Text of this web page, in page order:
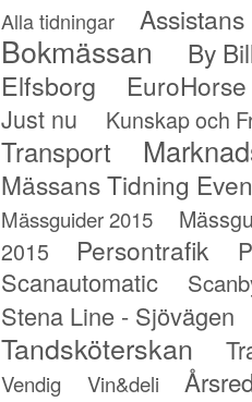
Alla tidningar Assistans
Bokmässan By
Elfsborg EuroHorse
Just nu Kunskap och
Transport
Mässans Tidning
Mässguider 2015
2015
Persontrafik
Scanautomatic
Stena Line - Sjövägen
Tandsköterskan
Vendig
Vin&deli